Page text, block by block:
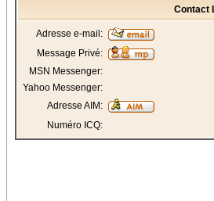
Contact
Adresse e-mail:
Message Privé:
MSN Messenger:
Yahoo Messenger:
Adresse AIM:
Numéro ICQ: